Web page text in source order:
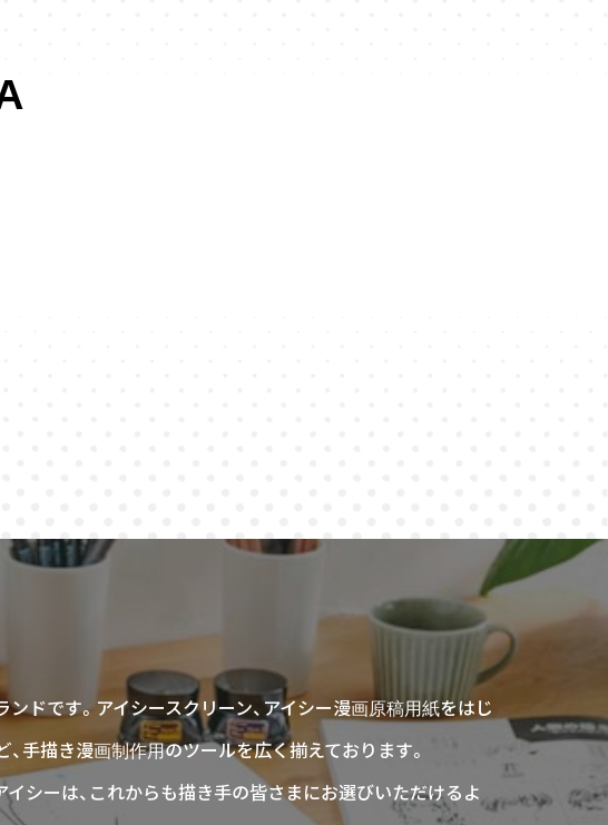
ドです。アイシースクリーン、アイシー漫画原稿用紙をはじ
手描き漫画制作用のツールを広く揃えております。
シーは、これからも描き手の皆さまにお選びいただけるよ